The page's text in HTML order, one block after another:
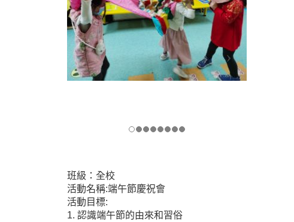
班級：全校
活動名稱:端午節慶祝會
活動目標:
1. 認識端午節的由來和習俗